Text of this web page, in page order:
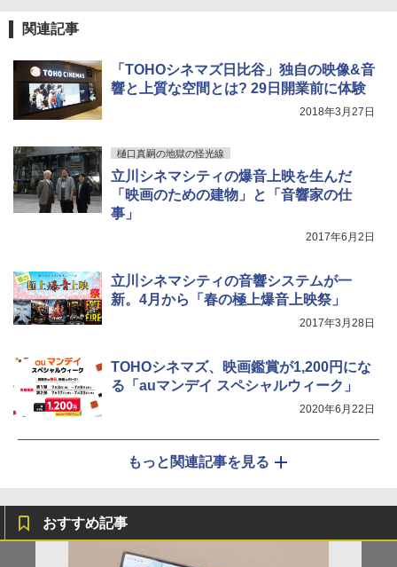
関連記事
「TOHOシネマズ日比谷」独自の映像&音
響と上質な空間とは? 29日開業前に体験
2018年3月27日
樋口真嗣の地獄の怪光線
立川シネマシティの爆音上映を生んだ
「映画のための建物」と「音響家の仕
事」
2017年6月2日
立川シネマシティの音響システムが一
新。4月から「春の極上爆音上映祭」
2017年3月28日
TOHOシネマズ、映画鑑賞が1,200円にな
る「auマンデイ スペシャルウィーク」
2020年6月22日
もっと関連記事を見る
おすすめ記事